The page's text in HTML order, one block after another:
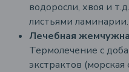
водоросли, хвоя и
листьями ламинарии.
Лечебная
Термолечение с
экстрактов